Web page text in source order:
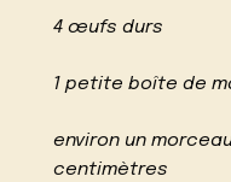
4 œufs durs
1 petite boîte de
environ un
centimètres